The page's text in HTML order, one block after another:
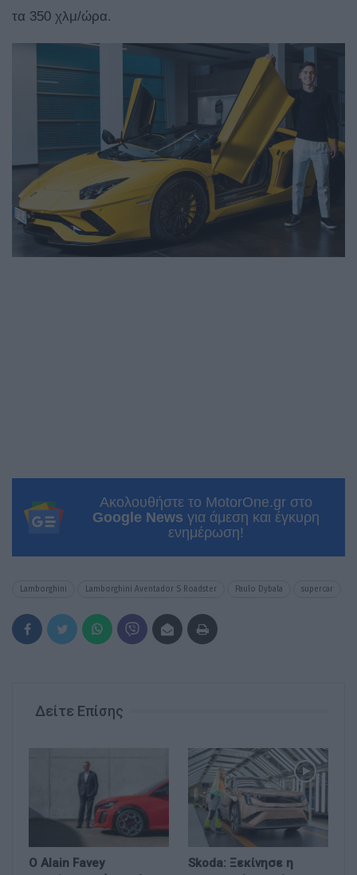
τα 350 χλμ/ώρα.
Ακολουθήστε το MotorOne.gr στο
Google News για άμεση και έγκυρη
ενημέρωση!
Lamborghini Lamborghini Aventador S Roadster Paulo Dybala supercar
Δείτε Επίσης
Ο Alain Favey
Skoda: Ξεκίνησε η